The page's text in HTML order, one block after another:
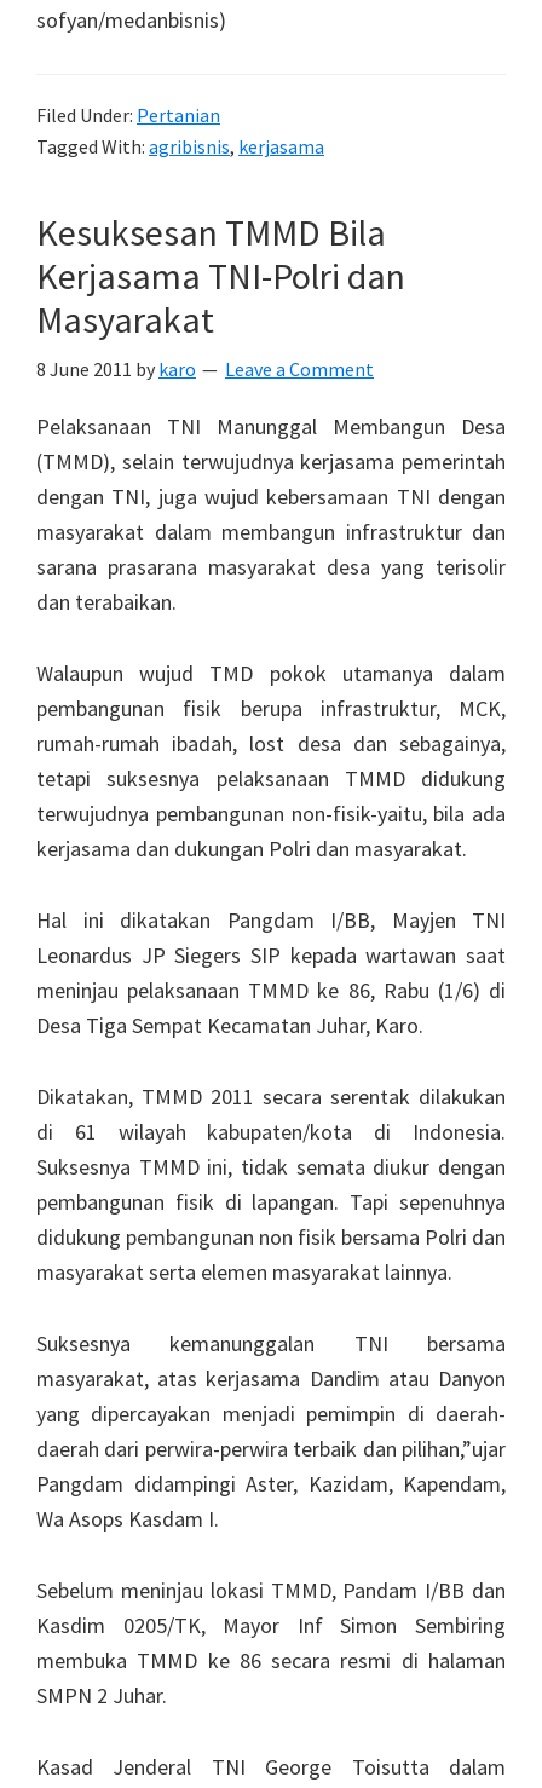
sofyan/medanbisnis)
Filed Under: Pertanian
Tagged With: agribisnis, kerjasama
Kesuksesan TMMD Bila
Kerjasama TNI-Polri dan
Masyarakat
8 June 2011 by karo Leave a Comment
Pelaksanaan TNI Manunggal Membangun Desa
(TMMD), selain terwujudnya kerjasama pemerintah
dengan TNI, juga wujud kebersamaan TNI dengan
masyarakat dalam membangun infrastruktur dan
sarana prasarana masyarakat desa yang terisolir
dan terabaikan.
Walaupun wujud TMD pokok utamanya dalam
pembangunan fisik berupa infrastruktur, MCK,
rumah-rumah ibadah, lost desa dan sebagainya,
tetapi suksesnya pelaksanaan TMMD didukung
terwujudnya pembangunan non-fisik-yaitu, bila ada
kerjasama dan dukungan Polri dan masyarakat.
Hal ini dikatakan Pangdam I/BB, Mayjen TNI
Leonardus JP Siegers SIP kepada wartawan saat
meninjau pelaksanaan TMMD ke 86, Rabu (1/6) di
Desa Tiga Sempat Kecamatan Juhar, Karo.
Dikatakan, TMMD 2011 secara serentak dilakukan
di 61 wilayah kabupaten/kota di Indonesia.
Suksesnya TMMD ini, tidak semata diukur dengan
pembangunan fisik di lapangan. Tapi sepenuhnya
didukung pembangunan non fisik bersama Polri dan
masyarakat serta elemen masyarakat lainnya.
Suksesnya kemanunggalan TNI bersama
masyarakat, atas kerjasama Dandim atau Danyon
yang dipercayakan menjadi pemimpin di daerah-
daerah dari perwira-perwira terbaik dan pilihan,”ujar
Pangdam didampingi Aster, Kazidam, Kapendam,
Wa Asops Kasdam I.
Sebelum meninjau lokasi TMMD, Pandam I/BB dan
Kasdim 0205/TK, Mayor Inf Simon Sembiring
membuka TMMD ke 86 secara resmi di halaman
SMPN 2 Juhar.
Kasad Jenderal TNI George Toisutta dalam